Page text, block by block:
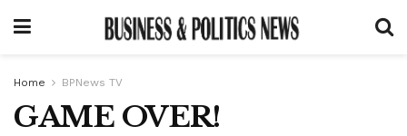
Home BPNews TV
GAME OVER!